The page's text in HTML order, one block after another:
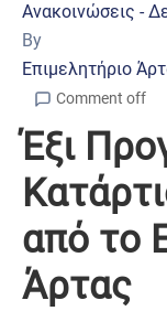
Ανακοινώσεις -
By
Επιμελητήριο
Comment off
Έξι
από το
Άρτας